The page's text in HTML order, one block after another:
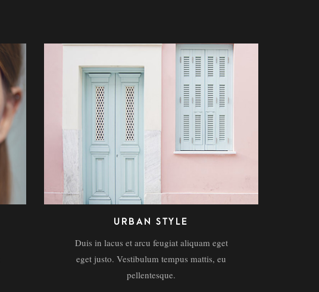
URBAN STYLE
Duis in lacus et arcu feugiat aliquam eget
eget justo. Vestibulum tempus mattis, eu
pellentesque.